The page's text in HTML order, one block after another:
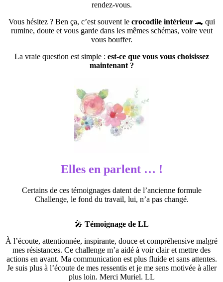
rendez-vous.
Vous hésitez ? Ben ça, c’est souvent le crocodile intérieur🐊 qui
rumine, doute et vous garde dans les mêmes schémas, voire veut
vous bouffer.
La vraie question est simple : est-ce que vous vous choisissez
maintenant ?
Elles en parlent … !
Certains de ces témoignages datent de l’ancienne formule
Challenge, le fond du travail, lui, n’a pas changé.
🎤 Témoignage de LL
À l’écoute, attentionnée, inspirante, douce et compréhensive malgré
mes résistances. Ce challenge m’a aidé à voir clair et mettre des
actions en avant. Ma communication est plus fluide et sans attentes.
Je suis plus à l’écoute de mes ressentis et je me sens motivée à aller
plus loin. Merci Muriel. LL